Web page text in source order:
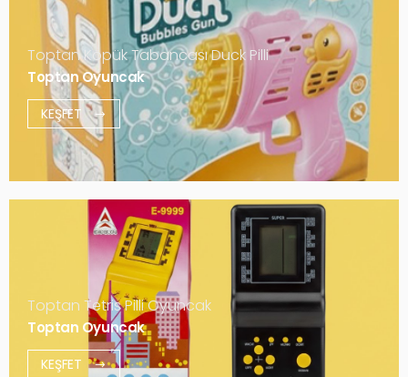
Toptan Köpük Tabancası Duck Pilli
Toptan Oyuncak
KEŞFET
Toptan Tetris Pilli Oyuncak
Toptan Oyuncak
KEŞFET